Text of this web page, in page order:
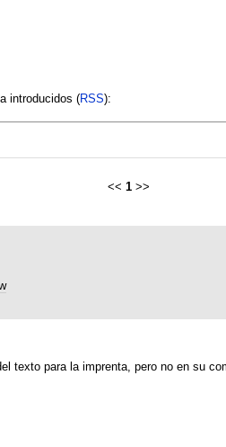
introducidos (RSS):
<< 1 >>
texto para la imprenta, pero no en su